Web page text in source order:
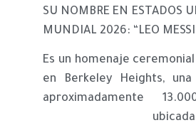
SU NOMBRE EN ESTADOS
MUNDIAL 2026: “LEO MESSI
Es un homenaje
en Berkeley Heights,
aproximadamente